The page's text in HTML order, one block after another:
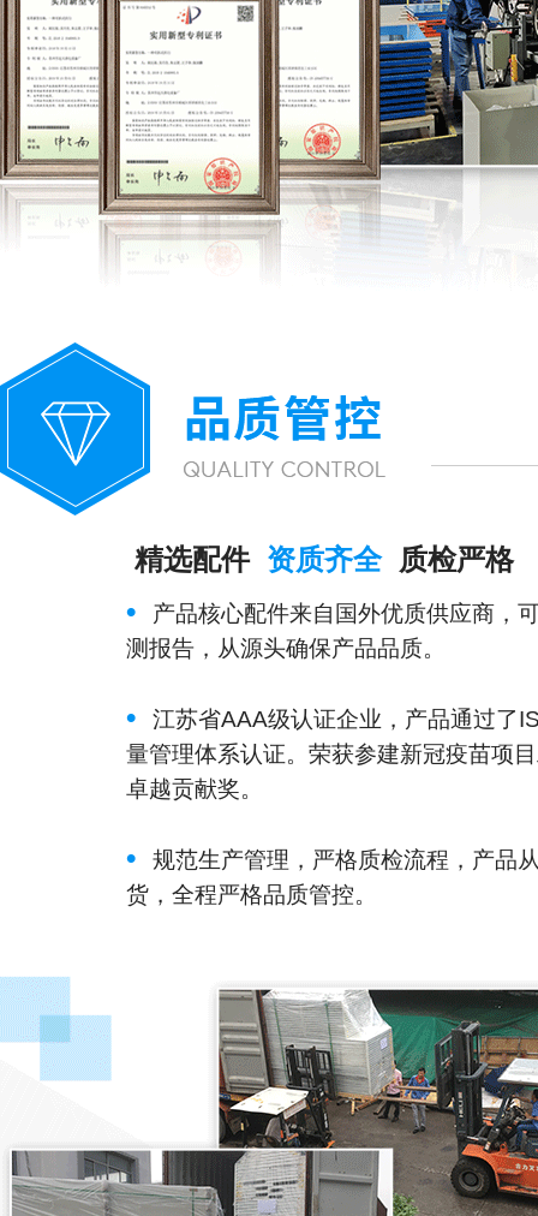
精选配件 资质齐全
质检严格
•
产品核心配件来自国外优质供应商，
测报告，从源头确保产品品质。
•
江苏省AAA级认证企业，产品通过了
量管理体系认证。荣获参建新冠疫苗项
卓越贡献奖。
•
规范生产管理，严格质检流程，产品
货，全程严格品质管控。